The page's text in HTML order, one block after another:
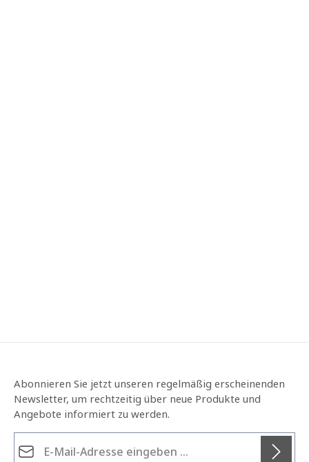
Abonnieren Sie jetzt unseren regelmäßig erscheinenden
Newsletter, um rechtzeitig über neue Produkte und
Angebote informiert zu werden.